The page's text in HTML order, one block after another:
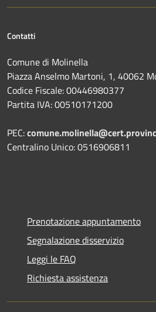
Contatti
Comune di Molinella
Piazza Anselmo Martoni, 1, 40062
Codice Fiscale: 00446980377
Partita IVA: 00510171200
PEC:
Centralino Unico: 0516906811
Prenotazione appuntamento
Segnalazione disservizio
Leggi le FAQ
Richiesta assistenza